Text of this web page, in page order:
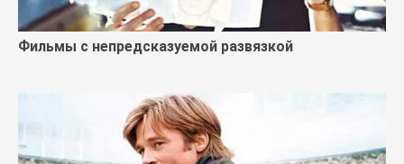
Фильмы с непредсказуемой развязкой